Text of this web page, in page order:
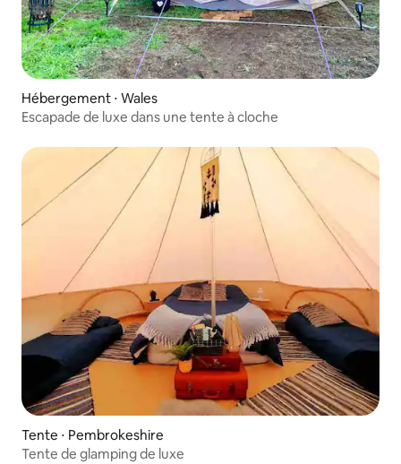
Hébergement ⋅ Wales
Escapade de luxe dans une tente à cloche
Tente ⋅ Pembrokeshire
Tente de glamping de luxe